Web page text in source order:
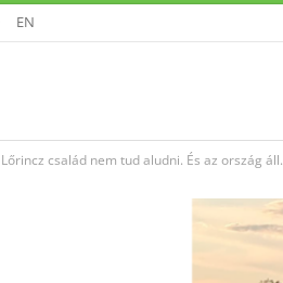
EN
család nem tud aludni. És az ország áll.